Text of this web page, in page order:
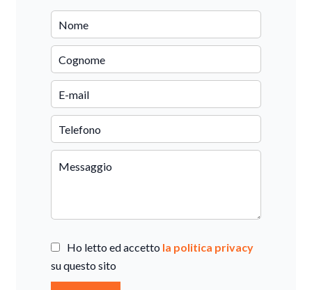
Ho letto ed accetto la politica privacy
su questo sito